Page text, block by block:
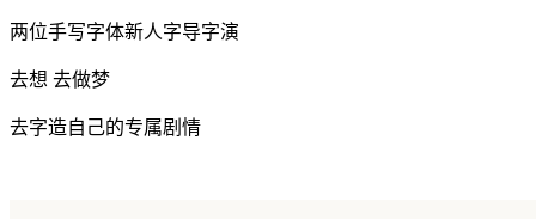
两位手写字体新人字导字演
去想 去做梦
去字造自己的专属剧情